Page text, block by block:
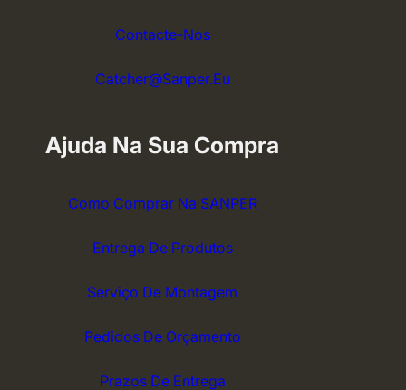
Contacte-Nos
Catcher@sanper.eu
Ajuda Na Sua Compra
Como Comprar Na SANPER
Entrega De Produtos
Serviço De Montagem
Pedidos De Orçamento
Prazos De Entrega